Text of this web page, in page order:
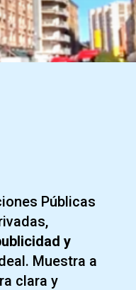
Públicas
y
Muestra a
clara y